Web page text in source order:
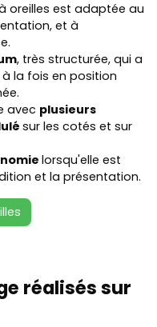
oreilles est adaptée au
et à
, très structurée, qui a
la fois en position
avec plusieurs
sur les cotés et sur
lorsqu'elle est
et la présentation.
réalisés sur